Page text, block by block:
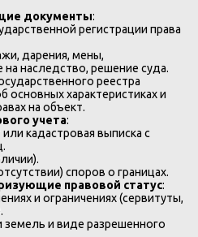
документы:
регистрации права
дарения, мены,
наследство, решение суда.
реестра
основных характеристиках и
на объект.
учета:
кадастровая выписка с
споров о границах.
правовой статус:
и ограничениях (сервитуты,
земель и виде разрешенного